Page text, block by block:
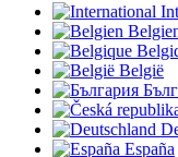
België
España